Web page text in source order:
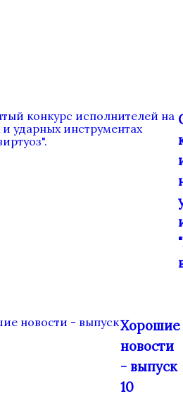
Хорошие
новости
- выпуск
10